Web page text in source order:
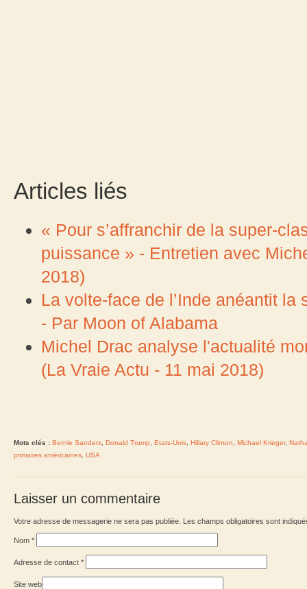
Articles liés
« Pour s’affranchir de la super-
puissance » - Entretien avec
2018)
La volte-face de l’Inde anéantit
- Par Moon of Alabama
Michel Drac analyse l'actualité
(La Vraie Actu - 11 mai 2018)
Mots clés : Bernie Sanders Donald Trump Etats-Unis Hillary Clinton Michael Krieger,
primaires américaines USA
Laisser un commentaire
Votre adresse de messagerie ne sera pas publiée. Les champs obligatoires sont
Nom *
Adresse de contact *
Site web